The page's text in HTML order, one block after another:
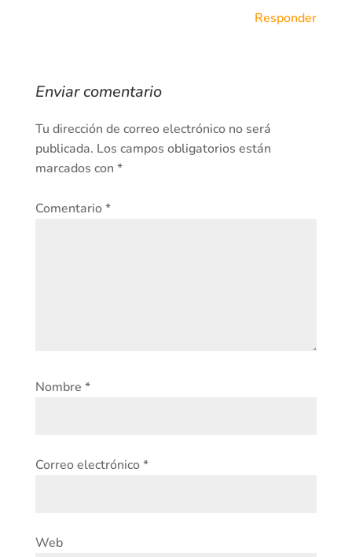
Responder
Enviar comentario
Tu dirección de correo electrónico no será
publicada. Los campos obligatorios están
marcados con *
Comentario*
Nombre *
Correo electrónico*
Web